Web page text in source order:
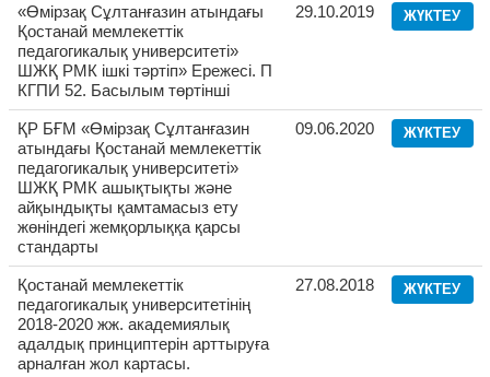
«Өмірзақ Сұлтанғазин атындағы
Қостанай мемлекеттік
педагогикалық университеті»
ШЖҚ РМК ішкі тәртіп» Ережесі. П
КГПИ 52. Басылым төртінші
29.10.2019 ЖҮКТЕУ
ҚР БҒМ «Өмірзақ Сұлтанғазин
атындағы Қостанай мемлекеттік
педагогикалық университеті»
ШЖҚ РМК ашықтықты және
айқындықты қамтамасыз ету
жөніндегі жемқорлыққа қарсы
стандарты
09.06.2020 ЖҮКТЕУ
Қостанай мемлекеттік
педагогикалық университетінің
2018-2020 жж. академиялық
адалдық принциптерін арттыруға
арналған жол картасы.
27.08.2018 ЖҮКТЕУ